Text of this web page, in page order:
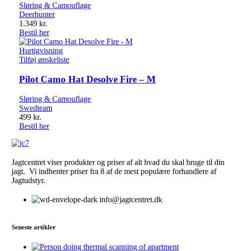
Sløring & Camouflage
Deerhunter
1.349 kr.
Bestil her
Hurtigvisning
Tilføj ønskeliste
Pilot Camo Hat Desolve Fire – M
Sløring & Camouflage
Swedteam
499 kr.
Bestil her
Jagtcentret viser produkter og priser af alt hvad du skal bruge til din
jagt. Vi indhenter priser fra 8 af de mest populære forhandlere af
Jagtudstyr.
info@jagtcentret.dk
Seneste artikler